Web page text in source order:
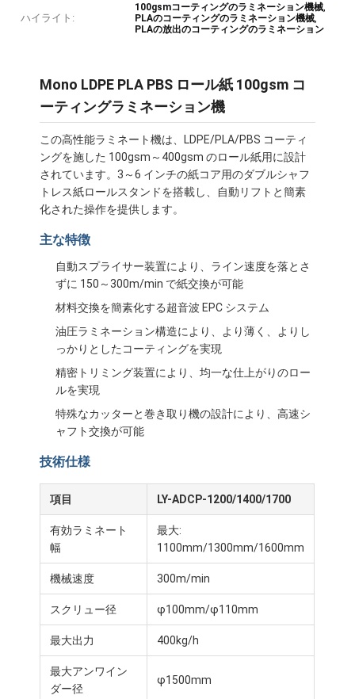
ハイライト:
100gsmコーティングのラミネーション機械,
PLAのコーティングのラミネーション機械,
PLAの放出のコーティングのラミネーション
Mono LDPE PLA PBS ロール紙 100gsm コ
ーティングラミネーション機
この高性能ラミネート機は、LDPE/PLA/PBS コーティ
ングを施した 100gsm～400gsm のロール紙用に設計
されています。3～6 インチの紙コア用のダブルシャフ
トレス紙ロールスタンドを搭載し、自動リフトと簡素
化された操作を提供します。
主な特徴
自動スプライサー装置により、ライン速度を落とさ
ずに 150～300m/min で紙交換が可能
材料交換を簡素化する超音波 EPC システム
油圧ラミネーション構造により、より薄く、よりし
っかりとしたコーティングを実現
精密トリミング装置により、均一な仕上がりのロー
ルを実現
特殊なカッターと巻き取り機の設計により、高速シ
ャフト交換が可能
技術仕様
項目 LY-ADCP-1200/1400/1700
有効ラミネート
幅
最大:
1100mm/1300mm/1600mm
機械速度 300m/min
スクリュー径 φ100mm/φ110mm
最大出力 400kg/h
最大アンワイン
ダー径
φ1500mm